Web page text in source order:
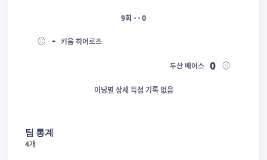
9회 - - 0
⚾ - 키움 히어로즈
두산 베어스 0 ⚾
이닝별 상세 득점 기록 없음
팀 통계
4개